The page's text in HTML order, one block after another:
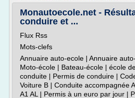
Monautoecole.net -
conduire et ...
Flux Rss
Mots-clefs
Annuaire auto-ecole | Annuaire
Moto-école | Bateau-école | école
conduite | Permis de conduire |
Voiture B | Conduite accompagnée
A1 AL | Permis à un euro par jour |